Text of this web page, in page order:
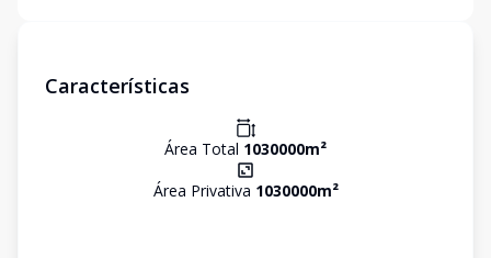
Características
Área Total 1030000m²
Área Privativa 1030000m²